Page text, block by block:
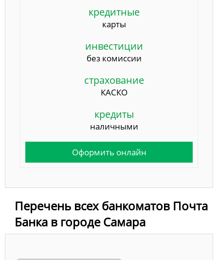
кредитные
карты
инвестиции
без комиссии
страхование
КАСКО
кредиты
наличными
Оформить онлайн
Перечень всех банкоматов Почта
Банка в городе Самара